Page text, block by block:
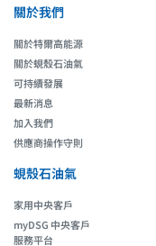
關於我們
關於特爾高能源
關於蜆殼石油氣
可持續發展
最新消息
加入我們
供應商操作守則
蜆殼石油氣
家用中央客戶
myDSG 中央客戶
服務平台